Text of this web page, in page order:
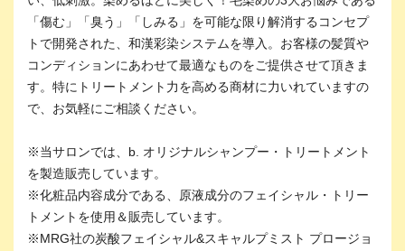
「傷む」「臭う」「しみる」を可能な限り解消するコンセプ
トで開発された、和漢彩染システムを導入。お客様の髪質や
コンディションにあわせて最適なものをご提供させて頂きま
す。特にトリートメント力を高める商材に力いれていますの
で、お気軽にご相談ください。
※当サロンでは、b. オリジナルシャンプー・トリートメント
を製造販売しています。
※化粧品内容成分である、原液成分のフェイシャル・トリー
トメントを使用＆販売しています。
※MRG社の炭酸フェイシャル&スキャルプミスト プロージョ